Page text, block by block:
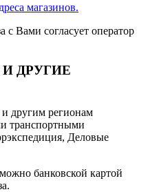
магазинов.
с Вами согласует оператор
ДРУГИЕ
и другим регионам
транспортными
Деловые
банковской картой